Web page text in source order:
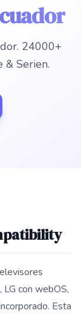
24000+
Serien.
con webOS,
Esta